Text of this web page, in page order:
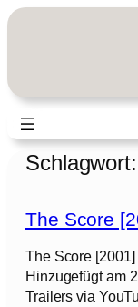
Zum
Schlagwort:
The Score
The Score
Hinzugefügt am
Trailers via